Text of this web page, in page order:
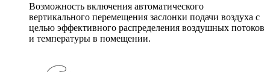
Возможность включения автоматического
вертикального перемещения заслонки подачи воздуха с
целью эффективного распределения воздушных потоков
и температуры в помещении.